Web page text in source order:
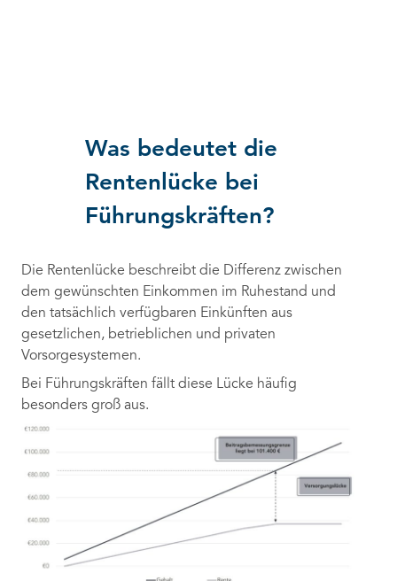
Was bedeutet die
Rentenlücke bei
Führungskräften?
Die Rentenlücke beschreibt die Differenz zwischen
dem gewünschten Einkommen im Ruhestand und
den tatsächlich verfügbaren Einkünften aus
gesetzlichen, betrieblichen und privaten
Vorsorgesystemen.
Bei Führungskräften fällt diese Lücke häufig
besonders groß aus.